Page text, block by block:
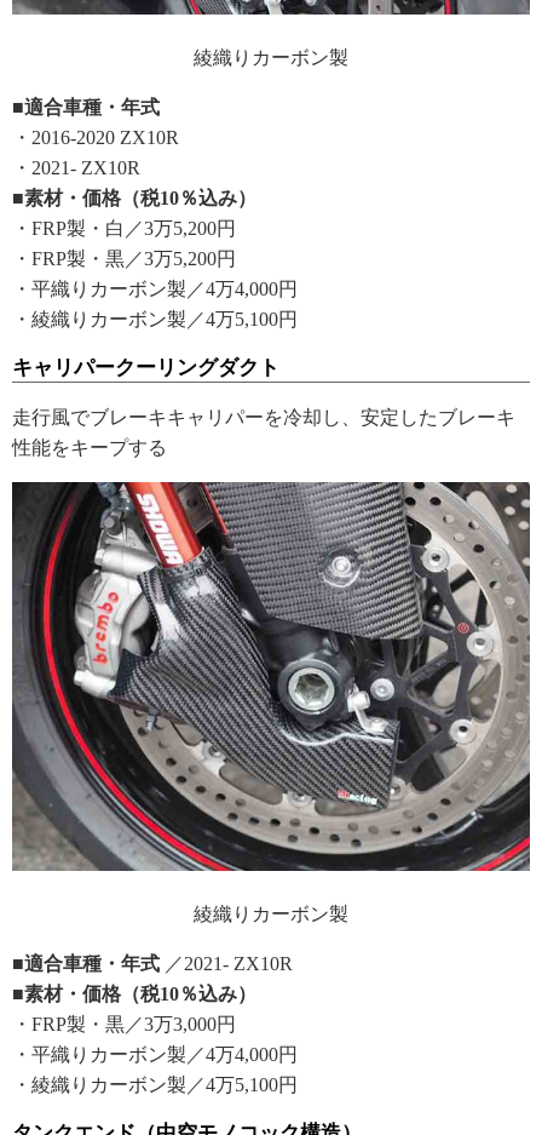
綾織りカーボン製
■適合車種・年式
・2016-2020 ZX10R
・2021- ZX10R
■素材・価格（税10％込み）
・FRP製・白／3万5,200円
・FRP製・黒／3万5,200円
・平織りカーボン製／4万4,000円
・綾織りカーボン製／4万5,100円
キャリパークーリングダクト
走行風でブレーキキャリパーを冷却し、安定したブレーキ
性能をキープする
綾織りカーボン製
■適合車種・年式 ／2021- ZX10R
■素材・価格（税10％込み）
・FRP製・黒／3万3,000円
・平織りカーボン製／4万4,000円
・綾織りカーボン製／4万5,100円